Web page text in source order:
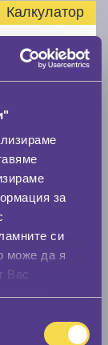
за
си
може да я
Вас
Калкулатор